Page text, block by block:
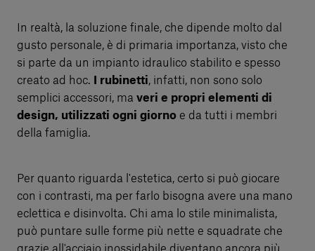
In realtà, la soluzione finale, che dipende molto dal
gusto personale, è di primaria importanza, visto che
si parte da un impianto idraulico stabilito e spesso
creato ad hoc.
I rubinetti, infatti, non sono solo
semplici accessori, ma veri e propri elementi di
design, utilizzati ogni giorno e da tutti i membri
della famiglia.
Per quanto riguarda l'estetica, certo si può giocare
con i contrasti, ma per farlo bisogna avere una mano
eclettica e disinvolta. Chi ama lo stile minimalista,
può puntare sulle forme più nette e squadrate che